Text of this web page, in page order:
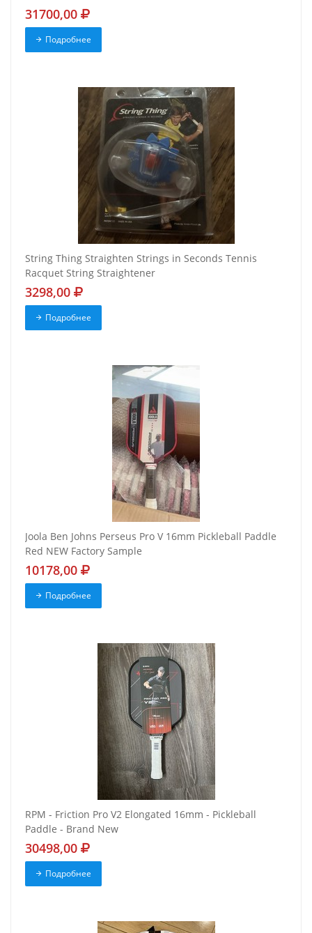
31700,00
Подробнее
String Thing Straighten Strings in Seconds Tennis
Racquet String Straightener
3298,00
Подробнее
Joola Ben Johns Perseus Pro V 16mm Pickleball Paddle
Red NEW Factory Sample
10178,00
Подробнее
RPM - Friction Pro V2 Elongated 16mm - Pickleball
Paddle - Brand New
30498,00
Подробнее